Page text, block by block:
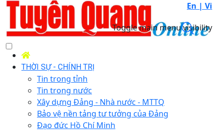
En | Vi
Toggle main menu visibility
THỜI SỰ - CHÍNH TRỊ
Tin trong tỉnh
Tin trong nước
Xây dựng Đảng - Nhà nước - MTTQ
Bảo vệ nền tảng tư tưởng của Đảng
Đạo đức Hồ Chí Minh